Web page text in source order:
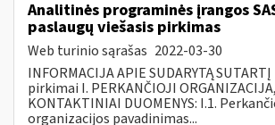
Analitinės programinės įrangos
paslaugų viešasis pirkimas
Web turinio sąrašas 2022-03-30
INFORMACIJA APIE SUDARYTĄ
pirkimai I. PERKANČIOJI
KONTAKTINIAI DUOMENYS: I.1.
organizacijos pavadinimas...